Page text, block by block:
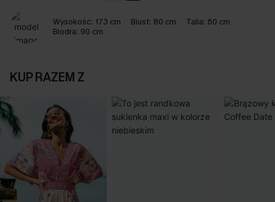
Wysokość: 173 cm Biust: 80 cm Talia: 60 cm
Biodra: 90 cm
KUP RAZEM Z